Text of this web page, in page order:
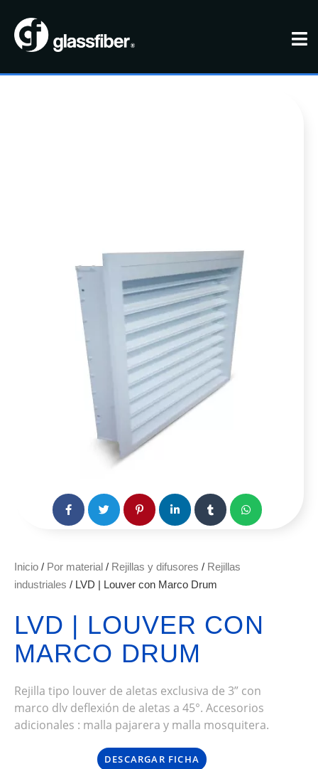
Inicio / Por material / Rejillas y difusores / Rejillas
industriales / LVD | Louver con Marco Drum
LVD | LOUVER CON
MARCO DRUM
Rejilla tipo louver de aletas exclusiva de 3” con
marco dlv deflexión de aletas a 45°. Accesorios
adicionales : malla pajarera y malla mosquitera.
DESCARGAR FICHA